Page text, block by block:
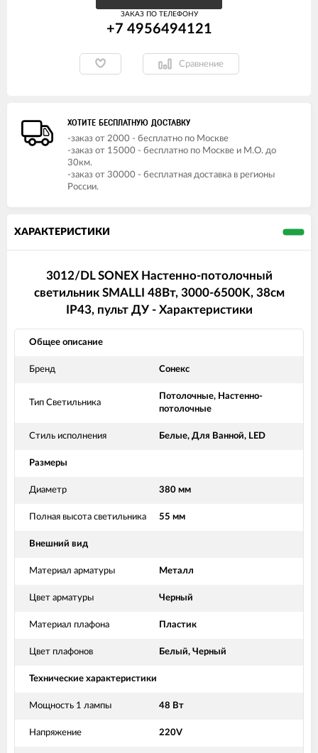
ЗАКАЗ ПО ТЕЛЕФОНУ
+7 4956494121
Сравнение
ХОТИТЕ БЕСПЛАТНУЮ ДОСТАВКУ
-заказ от 2000 - бесплатно по Москве
-заказ от 15000 - бесплатно по Москве и М.О. до
30км.
-заказ от 30000 - бесплатная доставка в регионы
России.
ХАРАКТЕРИСТИКИ
3012/DL SONEX Настенно-потолочный
светильник SMALLI 48Вт, 3000-6500K, 38см
IP43, пульт ДУ - Характеристики
Общее описание
Бренд Сонекс
Тип Светильника
Потолочные, Настенно-
потолочные
Стиль исполнения Белые, Для Ванной, LED
Размеры
Диаметр 380 мм
Полная высота светильника 55 мм
Внешний вид
Материал арматуры Металл
Цвет арматуры Черный
Материал плафона Пластик
Цвет плафонов Белый, Черный
Технические характеристики
Мощность 1 лампы 48 Вт
Напряжение 220V